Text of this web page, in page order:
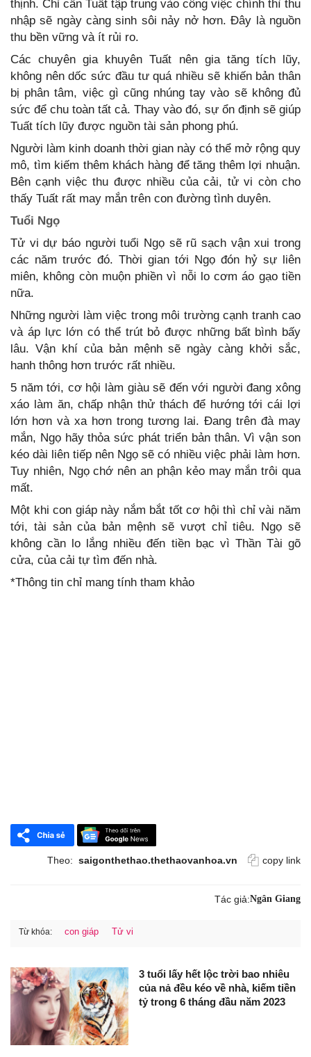
thịnh. Chỉ cần Tuất tập trung vào công việc chính thì thu
nhập sẽ ngày càng sinh sôi nảy nở hơn. Đây là nguồn
thu bền vững và ít rủi ro.
Các chuyên gia khuyên Tuất nên gia tăng tích lũy,
không nên dốc sức đầu tư quá nhiều sẽ khiến bản thân
bị phân tâm, việc gì cũng nhúng tay vào sẽ không đủ
sức để chu toàn tất cả. Thay vào đó, sự ổn định sẽ giúp
Tuất tích lũy được nguồn tài sản phong phú.
Người làm kinh doanh thời gian này có thể mở rộng quy
mô, tìm kiếm thêm khách hàng để tăng thêm lợi nhuận.
Bên cạnh việc thu được nhiều của cải, tử vi còn cho
thấy Tuất rất may mắn trên con đường tình duyên.
Tuổi Ngọ
Tử vi dự báo người tuổi Ngọ sẽ rũ sạch vận xui trong
các năm trước đó. Thời gian tới Ngọ đón hỷ sự liên
miên, không còn muộn phiền vì nỗi lo cơm áo gạo tiền
nữa.
Những người làm việc trong môi trường cạnh tranh cao
và áp lực lớn có thể trút bỏ được những bất bình bấy
lâu. Vận khí của bản mệnh sẽ ngày càng khởi sắc,
hanh thông hơn trước rất nhiều.
5 năm tới, cơ hội làm giàu sẽ đến với người đang xông
xáo làm ăn, chấp nhận thử thách để hướng tới cái lợi
lớn hơn và xa hơn trong tương lai. Đang trên đà may
mắn, Ngọ hãy thỏa sức phát triển bản thân. Vì vận son
kéo dài liên tiếp nên Ngọ sẽ có nhiều việc phải làm hơn.
Tuy nhiên, Ngọ chớ nên an phận kẻo may mắn trôi qua
mất.
Một khi con giáp này nắm bắt tốt cơ hội thì chỉ vài năm
tới, tài sản của bản mệnh sẽ vượt chỉ tiêu. Ngọ sẽ
không cần lo lắng nhiều đến tiền bạc vì Thần Tài gõ
cửa, của cải tự tìm đến nhà.
*Thông tin chỉ mang tính tham khảo
Theo: saigonthethao.thethaovanhoa.vn copy link
Tác giả:Ngân Giang
Từ khóa: con giáp Tử vi
3 tuổi lấy hết lộc trời bao nhiêu
của nả đều kéo về nhà, kiếm tiền
tỷ trong 6 tháng đầu năm 2023